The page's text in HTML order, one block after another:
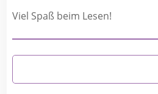
Viel Spaß beim Lesen!